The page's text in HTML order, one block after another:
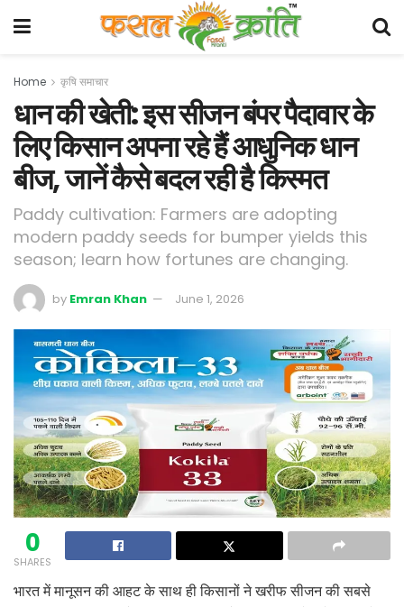
Home कृषि समाचार
धान की खेती: इस सीजन बंपर पैदावार के
लिए किसान अपना रहे हैं आधुनिक धान
बीज, जानें कैसे बदल रही है किस्मत
Paddy cultivation: Farmers are adopting
modern paddy seeds for bumper yields this
season; learn how fortunes are changing.
by Emran Khan June 1, 2026
0
SHARES
भारत में मानूसन की आहट के साथ ही किसानों ने खरीफ सीजन की सबसे